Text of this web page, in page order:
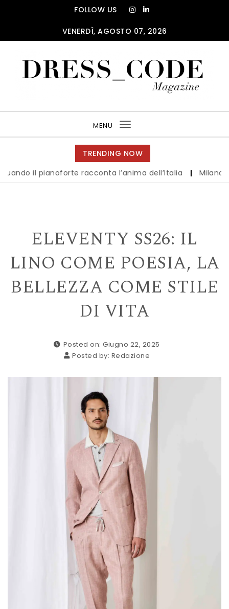
FOLLOW US
VENERDÌ, AGOSTO 07, 2026
MENU
Toggle
navigation
TRENDING NOW
il pianoforte racconta l’anima dell’Italia | Milano è
ELEVENTY SS26: IL
LINO COME POESIA, LA
BELLEZZA COME STILE
DI VITA
Posted on: Giugno 22, 2025
Posted by: Redazione